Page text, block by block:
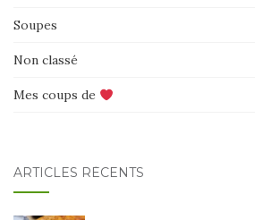
Soupes
Non classé
Mes coups de
ARTICLES RÉCENTS